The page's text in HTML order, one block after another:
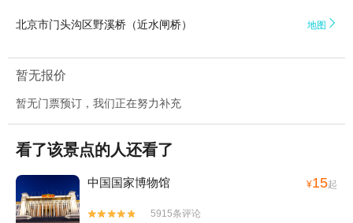
北京市门头沟区野溪桥（近水闸桥） 地图 
暂无报价
暂无门票预订，我们正在努力补充
看了该景点的人还看了
中国国家博物馆 ¥15起


5915条评论